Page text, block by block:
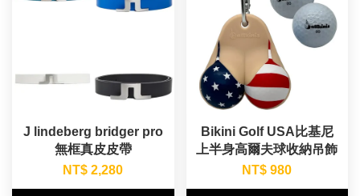
J lindeberg bridger pro
無框真皮皮帶
NT$ 2,280
Bikini Golf USA比基尼
上半身高爾夫球收納吊飾
NT$ 980